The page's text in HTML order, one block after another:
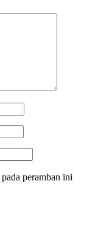
peramban ini